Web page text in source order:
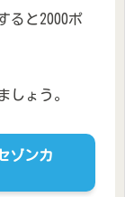
ると2000ポ
しょう。
ゾンカ